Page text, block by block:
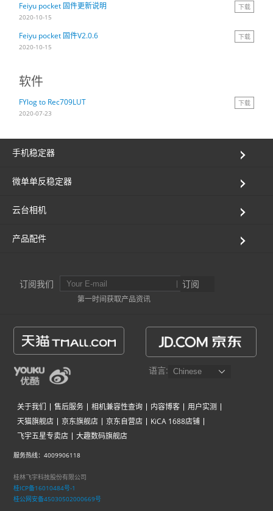
Vimble 2S
ELLA
Vimble 2
飞宇蝎子-C
飞宇蝎子
G6 MAX
G6 Plus
QING
WG2X
G5
Feiyu pocket 固件更新说明
下载
2020-10-15
Feiyu pocket 固件V2.0.6
下载
2020-10-15
软件
FYlog to Rec709LUT
下载
2020-07-23
手机稳定器
微单单反稳定器
云台相机
产品配件
订阅我们 订阅
第一时间获取产品资讯
语言:
关于我们 售后服务 相机兼容性查询 内容博客
用户实测
天猫旗舰店
京东旗舰店 京东自营店
KiCA 1688店铺
飞宇五星专卖店
大趣数码旗舰店
服务热线：4009906118
桂林飞宇科技股份有限公司
桂ICP备16010484号-1
桂公网安备45030502000669号